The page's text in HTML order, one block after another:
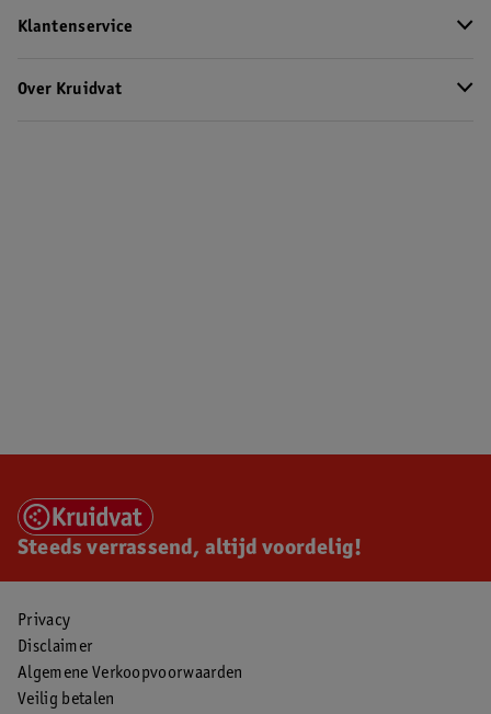
Klantenservice
Over Kruidvat
Steeds verrassend, altijd voordelig!
Privacy
Disclaimer
Algemene Verkoopvoorwaarden
Veilig betalen